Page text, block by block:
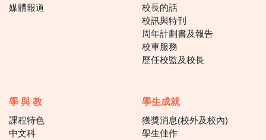
媒體報道
校長的話
校訊與特刊
周年計劃書及報告
校車服務
歷任校監及校長
學 與 教
課程特色
中文科
學生成就
獲獎消息(校外及校內)
學生佳作